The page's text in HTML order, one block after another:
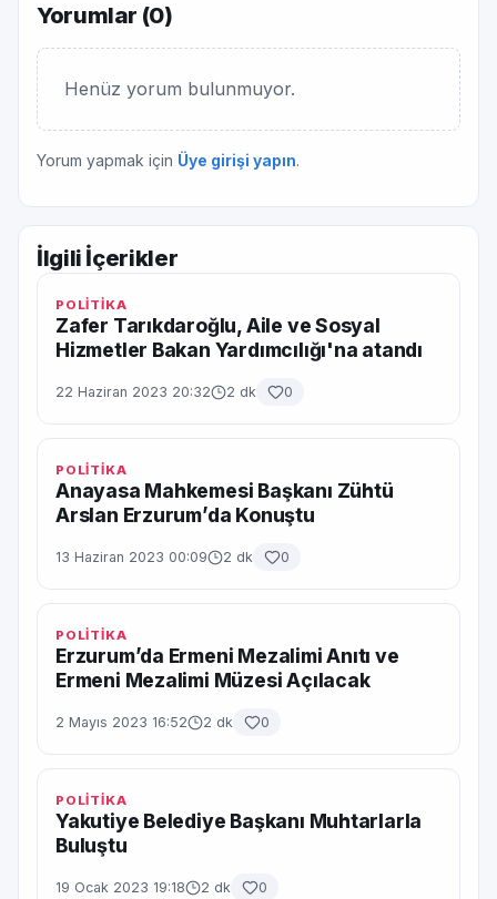
Yorumlar (0)
Henüz yorum bulunmuyor.
Yorum yapmak için Üye girişi yapın.
İlgili İçerikler
POLİTİKA
Zafer Tarıkdaroğlu, Aile ve Sosyal
Hizmetler Bakan Yardımcılığı'na atandı
22 Haziran 2023 20:32 2 dk 0
POLİTİKA
Anayasa Mahkemesi Başkanı Zühtü
Arslan Erzurum’da Konuştu
13 Haziran 2023 00:09 2 dk 0
POLİTİKA
Erzurum’da Ermeni Mezalimi Anıtı ve
Ermeni Mezalimi Müzesi Açılacak
2 Mayıs 2023 16:52 2 dk 0
POLİTİKA
Yakutiye Belediye Başkanı Muhtarlarla
Buluştu
19 Ocak 2023 19:18 2 dk 0